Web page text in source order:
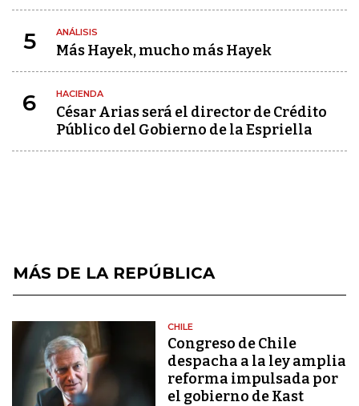
5 ANÁLISIS
Más Hayek, mucho más Hayek
6 HACIENDA
César Arias será el director de Crédito
Público del Gobierno de la Espriella
MÁS DE LA REPÚBLICA
CHILE
Congreso de Chile
despacha a la ley amplia
reforma impulsada por
el gobierno de Kast